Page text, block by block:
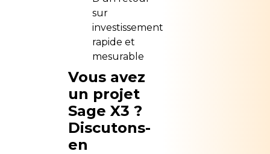
sur
investissement
rapide et
mesurable
Vous avez
un projet
Sage X3 ?
Discutons-
en